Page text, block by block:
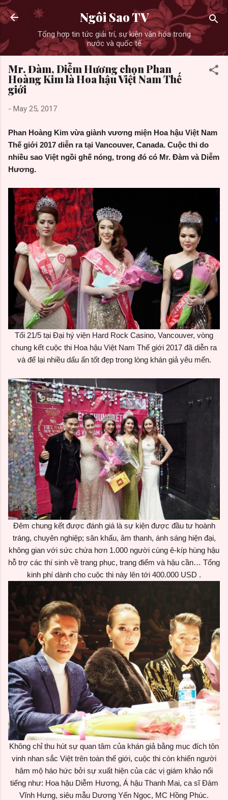
Skip to main content
Ngôi Sao TV
Tổng hợp tin tức giải trí, sự kiện văn hóa trong
nước và quốc tế
Mr. Đàm, Diễm Hương chọn Phan
Hoàng Kim là Hoa hậu Việt Nam Thế
giới
- May 25, 2017
Phan Hoàng Kim vừa giành vương miện Hoa hậu Việt Nam
Thế giới 2017 diễn ra tại Vancouver, Canada. Cuộc thi do
nhiều sao Việt ngồi ghế nóng, trong đó có Mr. Đàm và Diễm
Hương.
Tối 21/5 tại Đại hý viện Hard Rock Casino, Vancouver, vòng
chung kết cuộc thi Hoa hậu Việt Nam Thế giới 2017 đã diễn ra
và để lại nhiều dấu ấn tốt đẹp trong lòng khán giả yêu mến.
Đêm chung kết được đánh giá là sự kiện được đầu tư hoành
tráng, chuyên nghiệp; sân khấu, âm thanh, ánh sáng hiện đại,
không gian với sức chứa hơn 1.000 người cùng ê-kíp hùng hậu
hỗ trợ các thí sinh về trang phục, trang điểm và hậu cần… Tổng
kinh phí dành cho cuộc thi này lên tới 400.000 USD .
Không chỉ thu hút sự quan tâm của khán giả bằng mục đích tôn
vinh nhan sắc Việt trên toàn thế giới, cuộc thi còn khiến người
hâm mộ háo hức bởi sự xuất hiện của các vị giám khảo nổi
tiếng như: Hoa hậu Diễm Hương, Á hậu Thanh Mai, ca sĩ Đàm
Vĩnh Hưng, siêu mẫu Dương Yến Ngọc, MC Hồng Phúc.